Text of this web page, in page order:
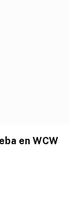
en WCW